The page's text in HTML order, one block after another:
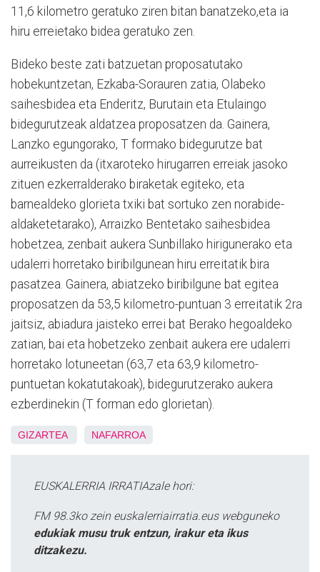
11,6 kilometro geratuko ziren bitan banatzeko,eta ia
hiru erreietako bidea geratuko zen.
Bideko beste zati batzuetan proposatutako
hobekuntzetan, Ezkaba-Sorauren zatia, Olabeko
saihesbidea eta Enderitz, Burutain eta Etulaingo
bidegurutzeak aldatzea proposatzen da. Gainera,
Lanzko egungorako, T formako bidegurutze bat
aurreikusten da (itxaroteko hirugarren erreiak jasoko
zituen ezkerralderako biraketak egiteko, eta
barnealdeko glorieta txiki bat sortuko zen norabide-
aldaketetarako), Arraizko Bentetako saihesbidea
hobetzea, zenbait aukera Sunbillako hirigunerako eta
udalerri horretako biribilgunean hiru erreitatik bira
pasatzea. Gainera, abiatzeko biribilgune bat egitea
proposatzen da 53,5 kilometro-puntuan 3 erreitatik 2ra
jaitsiz, abiadura jaisteko errei bat Berako hegoaldeko
zatian, bai eta hobetzeko zenbait aukera ere udalerri
horretako lotuneetan (63,7 eta 63,9 kilometro-
puntuetan kokatutakoak), bidegurutzerako aukera
ezberdinekin (T forman edo glorietan).
GIZARTEA NAFARROA
EUSKALERRIA IRRATIAzale hori:
FM 98.3ko zein euskalerriairratia.eus webguneko
edukiak musu truk entzun, irakur eta ikus
ditzakezu.